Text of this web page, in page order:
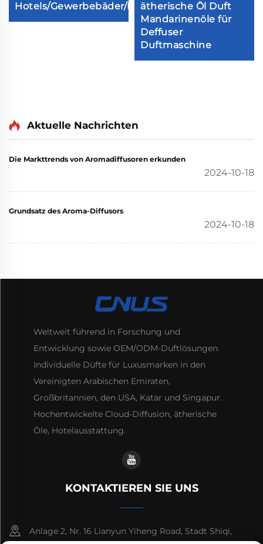
Hotels/Gewerbebäder/Bürosätherische Öl Duft
Mandarinenöle für
Deffuser
Duftmaschine
Aktuelle Nachrichten
Die Markttrends von Aromadiffusoren erkunden
2024-10-18
Grundsatz des Aroma-Diffusors
2024-10-18
Weltweit führend in Forschung und
Entwicklung sowie OEM/ODM-Duftlösungen.
Individuelle Düfte für Luxusmarken in den
Vereinigten Arabischen Emiraten,
Großbritannien, den USA, Katar und Singapur.
Hochentwickelte Cloud-Diffusion, ätherische
Öle, Hotelausstattung.
KONTAKTIEREN SIE UNS
Anlage 2, Nr. 16 Lianyun Yiheng Road, Stadt Shiqi,